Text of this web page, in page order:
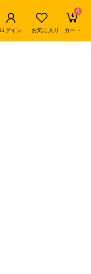
ログイン お気に入り
0
カート